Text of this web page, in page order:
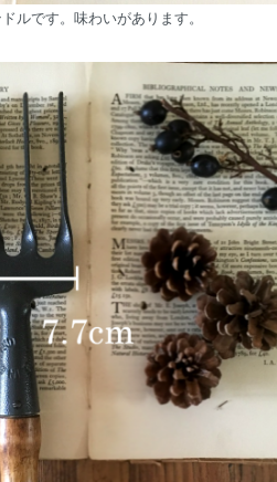
ルです。味わいがあります。